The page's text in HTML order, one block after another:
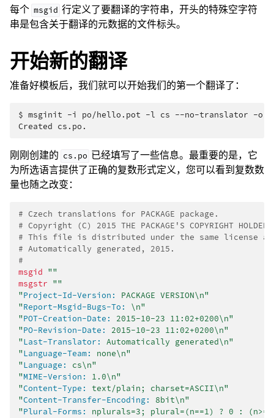
每个 msgid 行定义了要翻译的字符串，开头的特殊空字符
串是包含关于翻译的元数据的文件标头。
开始新的翻译
准备好模板后，我们就可以开始我们的第一个翻译了：
$ msginit -i po/hello.pot -l cs --no-translator -o
Created cs.po.
刚刚创建的 cs.po 已经填写了一些信息。最重要的是，它
为所选语言提供了正确的复数形式定义，您可以看到复数数
量也随之改变：
# Czech translations for PACKAGE package.
# Copyright (C) 2015 THE PACKAGE'S COPYRIGHT HOLDER
# This file is distributed under the same license as
# Automatically generated, 2015.
#
msgid ""
msgstr ""
"Project-Id-Version:
PACKAGE VERSION\n"
"Report-Msgid-Bugs-To:
\n"
"POT-Creation-Date:
2015-10-23 11:02+0200\n"
"PO-Revision-Date:
2015-10-23 11:02+0200\n"
"Last-Translator:
Automatically generated\n"
"Language-Team:
none\n"
"Language:
cs\n"
"MIME-Version:
1.0\n"
"Content-Type:
text/plain; charset=ASCII\n"
"Content-Transfer-Encoding:
8bit\n"
"Plural-Forms: nplurals=3; plural=(n==1) ? 0 :